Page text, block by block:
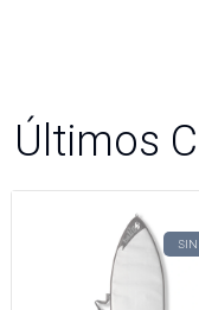
Últimos
SIN